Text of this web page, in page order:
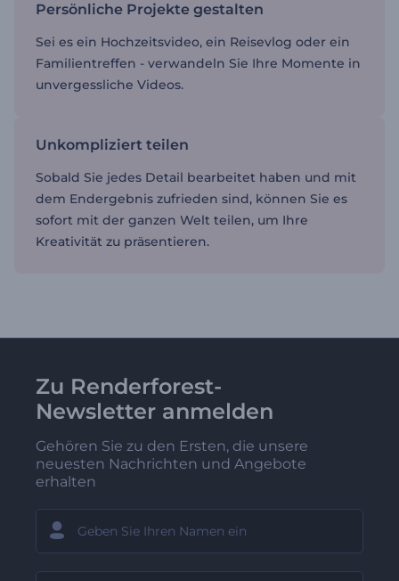
Persönliche Projekte gestalten
Sei es ein Hochzeitsvideo, ein Reisevlog oder ein
Familientreffen - verwandeln Sie Ihre Momente in
unvergessliche Videos.
Unkompliziert teilen
Sobald Sie jedes Detail bearbeitet haben und mit
dem Endergebnis zufrieden sind, können Sie es
sofort mit der ganzen Welt teilen, um Ihre
Kreativität zu präsentieren.
Zu Renderforest-
Newsletter anmelden
Gehören Sie zu den Ersten, die unsere
neuesten Nachrichten und Angebote
erhalten